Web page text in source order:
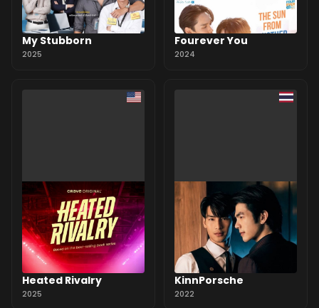
My Stubborn
2025
Fourever You
2024
Heated Rivalry
2025
KinnPorsche
2022